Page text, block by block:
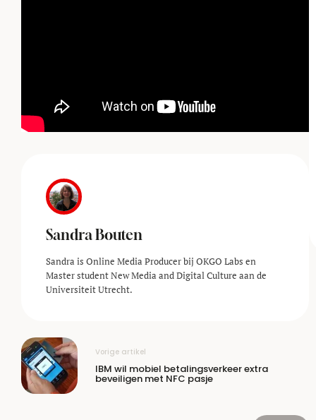
Sandra Bouten
Sandra is Online Media Producer bij OKGO Labs en
Master student New Media and Digital Culture aan de
Universiteit Utrecht.
Vorige artikel
IBM wil mobiel betalingsverkeer extra
beveiligen met NFC pasje